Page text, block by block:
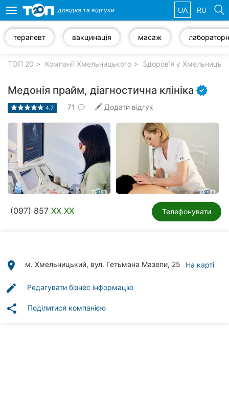
компанії
рубрики:
Автошколи
Приватні
клініки
рубрики
Toggle
navigation
довідка та відгуки UA RU
терапевт вакцинація масаж
ТОП 20 Компанії Хмельницького Здоров’я у
Медонія прайм, діагностична клініка
4.7 71 Додати відгук
(097) 857 XX XX Телефонувати
place м. Хмельницький, вул. Гетьмана Мазепи, 25 На карті
edit Редагувати бізнес інформацію
share Поділитися компанією